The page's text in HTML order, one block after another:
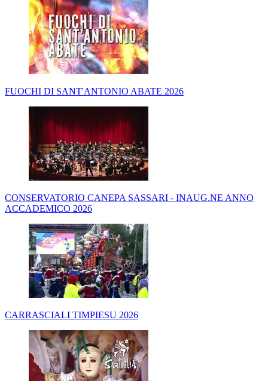
FUOCHI DI SANT'ANTONIO ABATE 2026
CONSERVATORIO CANEPA SASSARI - INAUG.NE ANNO
ACCADEMICO 2026
CARRASCIALI TIMPIESU 2026